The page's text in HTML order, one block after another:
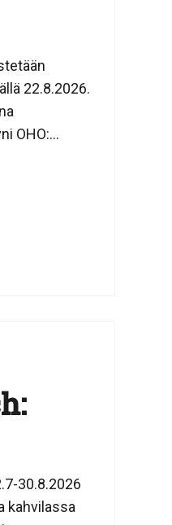
22.8.2026.
OHO:...
30.8.2026
kahvilassa